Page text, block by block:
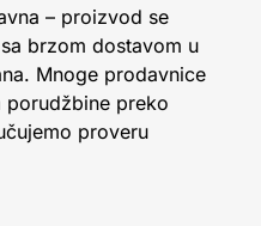
– proizvod se
brzom dostavom u
Mnoge prodavnice
porudžbine preko
proveru